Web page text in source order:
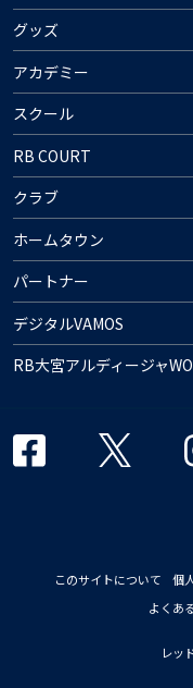
グッズ
アカデミー
スクール
RB COURT
クラブ
ホームタウン
パートナー
デジタルVAMOS
RB大宮アルディージャ
このサイトについて 個
よくあ
レッ